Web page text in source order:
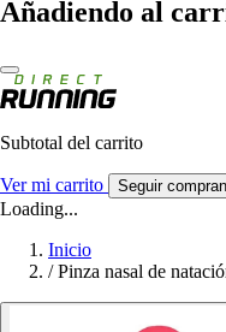
Añadiendo al
Subtotal del carrito
Ver mi carrito Seguir
Loading...
Inicio
/ Pinza nasal de